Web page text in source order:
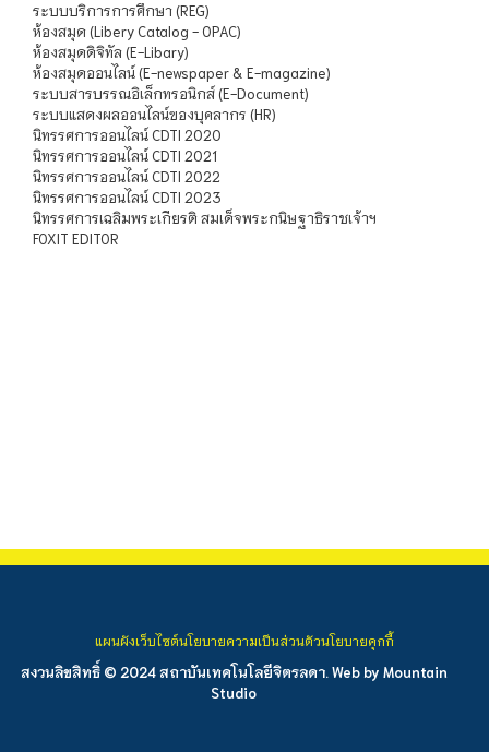
ระบบบริการการศึกษา (REG)
ห้องสมุด (Libery Catalog - OPAC)
ห้องสมุดดิจิทัล (E-Libary)
ห้องสมุดออนไลน์ (E-newspaper & E-magazine)
ระบบสารบรรณอิเล็กทรอนิกส์ (E-Document)
ระบบแสดงผลออนไลน์ของบุคลากร (HR)
นิทรรศการออนไลน์ CDTI 2020
นิทรรศการออนไลน์ CDTI 2021
นิทรรศการออนไลน์ CDTI 2022
นิทรรศการออนไลน์ CDTI 2023
นิทรรศการเฉลิมพระเกียรติ สมเด็จพระกนิษฐาธิราชเจ้าฯ
FOXIT EDITOR
สงวนลิขสิทธิ์ © 2024 สถาบันเทคโนโลยีจิตรลดา. Web by Mountain
Studio
แผนผังเว็บไซต์นโยบายความเป็นส่วนตัวนโยบายคุกกี้